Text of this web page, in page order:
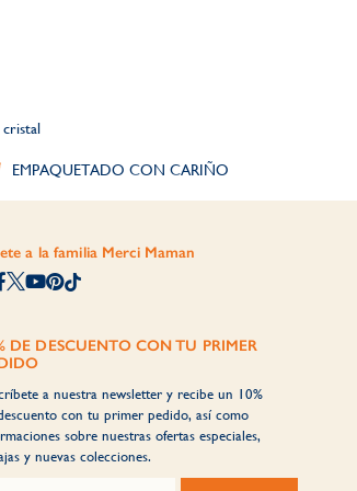
EMPAQUETADO CON CARIÑO
a la familia Merci Maman
DE DESCUENTO CON TU PRIMER
a nuestra newsletter y recibe un 10%
con tu primer pedido, así como
sobre nuestras ofertas especiales,
y nuevas colecciones.